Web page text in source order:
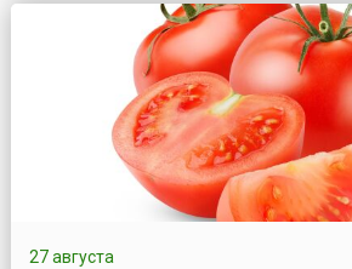
ежегодно осенью (чаще в августе-
Лидо (Италия) и длится около двух
был основан в 1932 году по
диктатора Бенито Муссолини. Его
27 августа